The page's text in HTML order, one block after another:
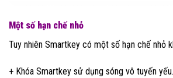
Một số hạn chế nhỏ
Tuy nhiên Smartkey có một số hạn chế nhỏ
+ Khóa Smartkey sử dụng sóng vô tuyến